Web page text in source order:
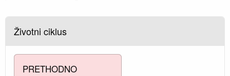
Životni ciklus
PRETHODNO